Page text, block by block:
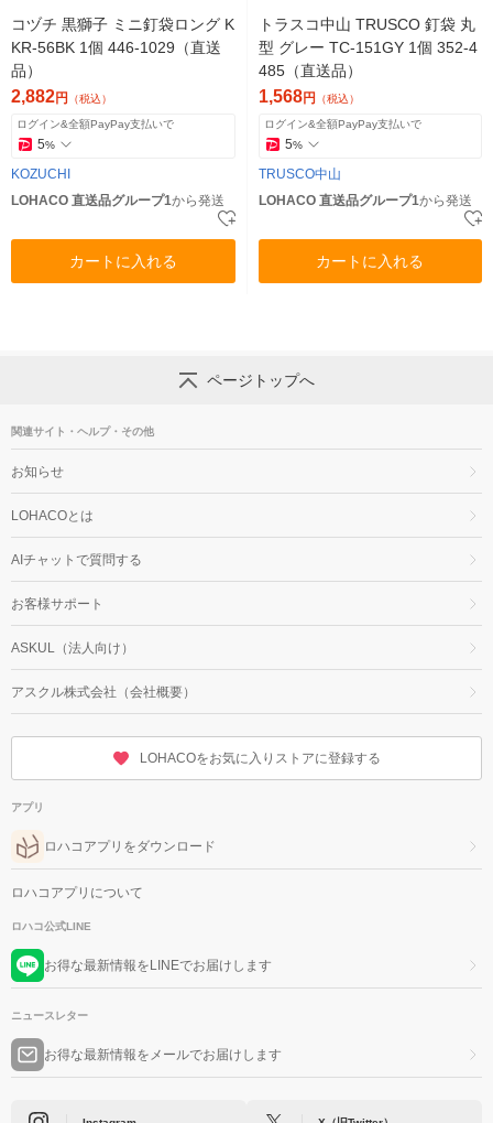
コヅチ 黒獅子 ミニ釘袋ロング K
KR-56BK 1個 446-1029（直送
品）
2,882円 （税込）
ログイン&全額PayPay支払いで
5%
KOZUCHI
LOHACO 直送品グループ1から発送
カートに入れる
トラスコ中山 TRUSCO 釘袋 丸
型 グレー TC-151GY 1個 352-4
485（直送品）
1,568円 （税込）
ログイン&全額PayPay支払いで
5%
TRUSCO中山
LOHACO 直送品グループ1から発送
カートに入れる
ページトップへ
関連サイト・ヘルプ・その他
お知らせ
LOHACOとは
AIチャットで質問する
お客様サポート
ASKUL（法人向け）
アスクル株式会社（会社概要）
LOHACOをお気に入りストアに登録する
アプリ
ロハコアプリをダウンロード
ロハコアプリについて
ロハコ公式LINE
お得な最新情報をLINEでお届けします
ニュースレター
お得な最新情報をメールでお届けします